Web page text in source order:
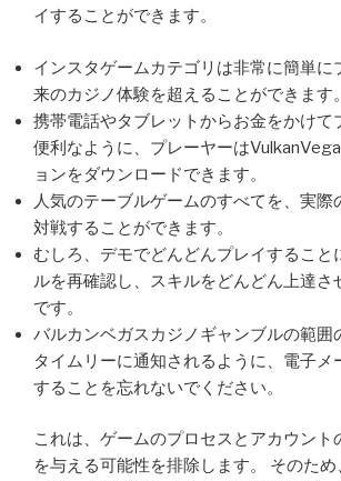
イすることができます。
インスタゲームカテゴリは非常に簡単に
来のカジノ体験を超えることができます。
携帯電話やタブレットからお金をかけて
便利なように、プレーヤーは
ョンをダウンロードできます。
人気のテーブルゲームのすべてを、実際
対戦することができます。
むしろ、デモでどんどんプレイすること
ルを再確認し、スキルをどんどん上達さ
です。
バルカンベガスカジノギャンブルの範囲
タイムリーに通知されるように、電子メ
することを忘れないでください。
これは、ゲームのプロセスとアカウント
を与える可能性を排除します。 そのた